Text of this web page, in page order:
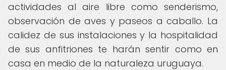
actividades al aire libre como senderismo,
observación de aves y paseos a caballo. La
calidez de sus instalaciones y la hospitalidad
de sus anfitriones te harán sentir como en
casa en medio de la naturaleza uruguaya.